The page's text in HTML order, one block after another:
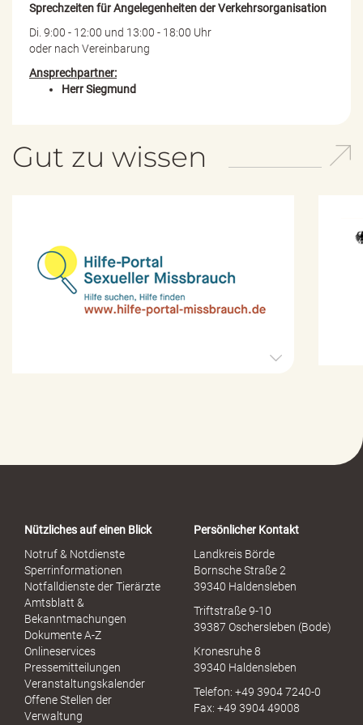
Sprechzeiten für Angelegenheiten der Verkehrsorganisation
Di. 9:00 - 12:00 und 13:00 - 18:00 Uhr
oder nach Vereinbarung
Ansprechpartner:
Herr Siegmund
Gut zu wissen
o
x
Nützliches auf einen Blick
Notruf & Notdienste
Sperrinformationen
Notfalldienste der Tierärzte
Amtsblatt &
Bekanntmachungen
Dokumente A-Z
Onlineservices
Pressemitteilungen
Veranstaltungskalender
Offene Stellen der
Verwaltung
Persönlicher Kontakt
Landkreis Börde
Bornsche Straße 2
39340 Haldensleben
Triftstraße 9-10
39387 Oschersleben (Bode)
Kronesruhe 8
39340 Haldensleben
Telefon: +49 3904 7240-0
Fax: +49 3904 49008